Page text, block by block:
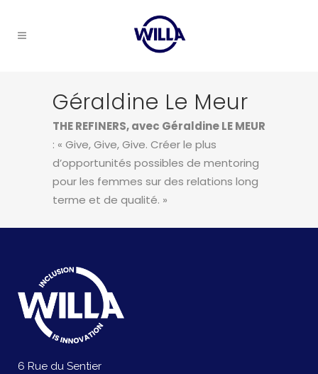
Géraldine Le Meur
THE REFINERS, avec Géraldine LE MEUR
: « Give, Give, Give. Créer le plus
d’opportunités possibles de mentoring
pour les femmes sur des relations long
terme et de qualité. »
6 Rue du Sentier